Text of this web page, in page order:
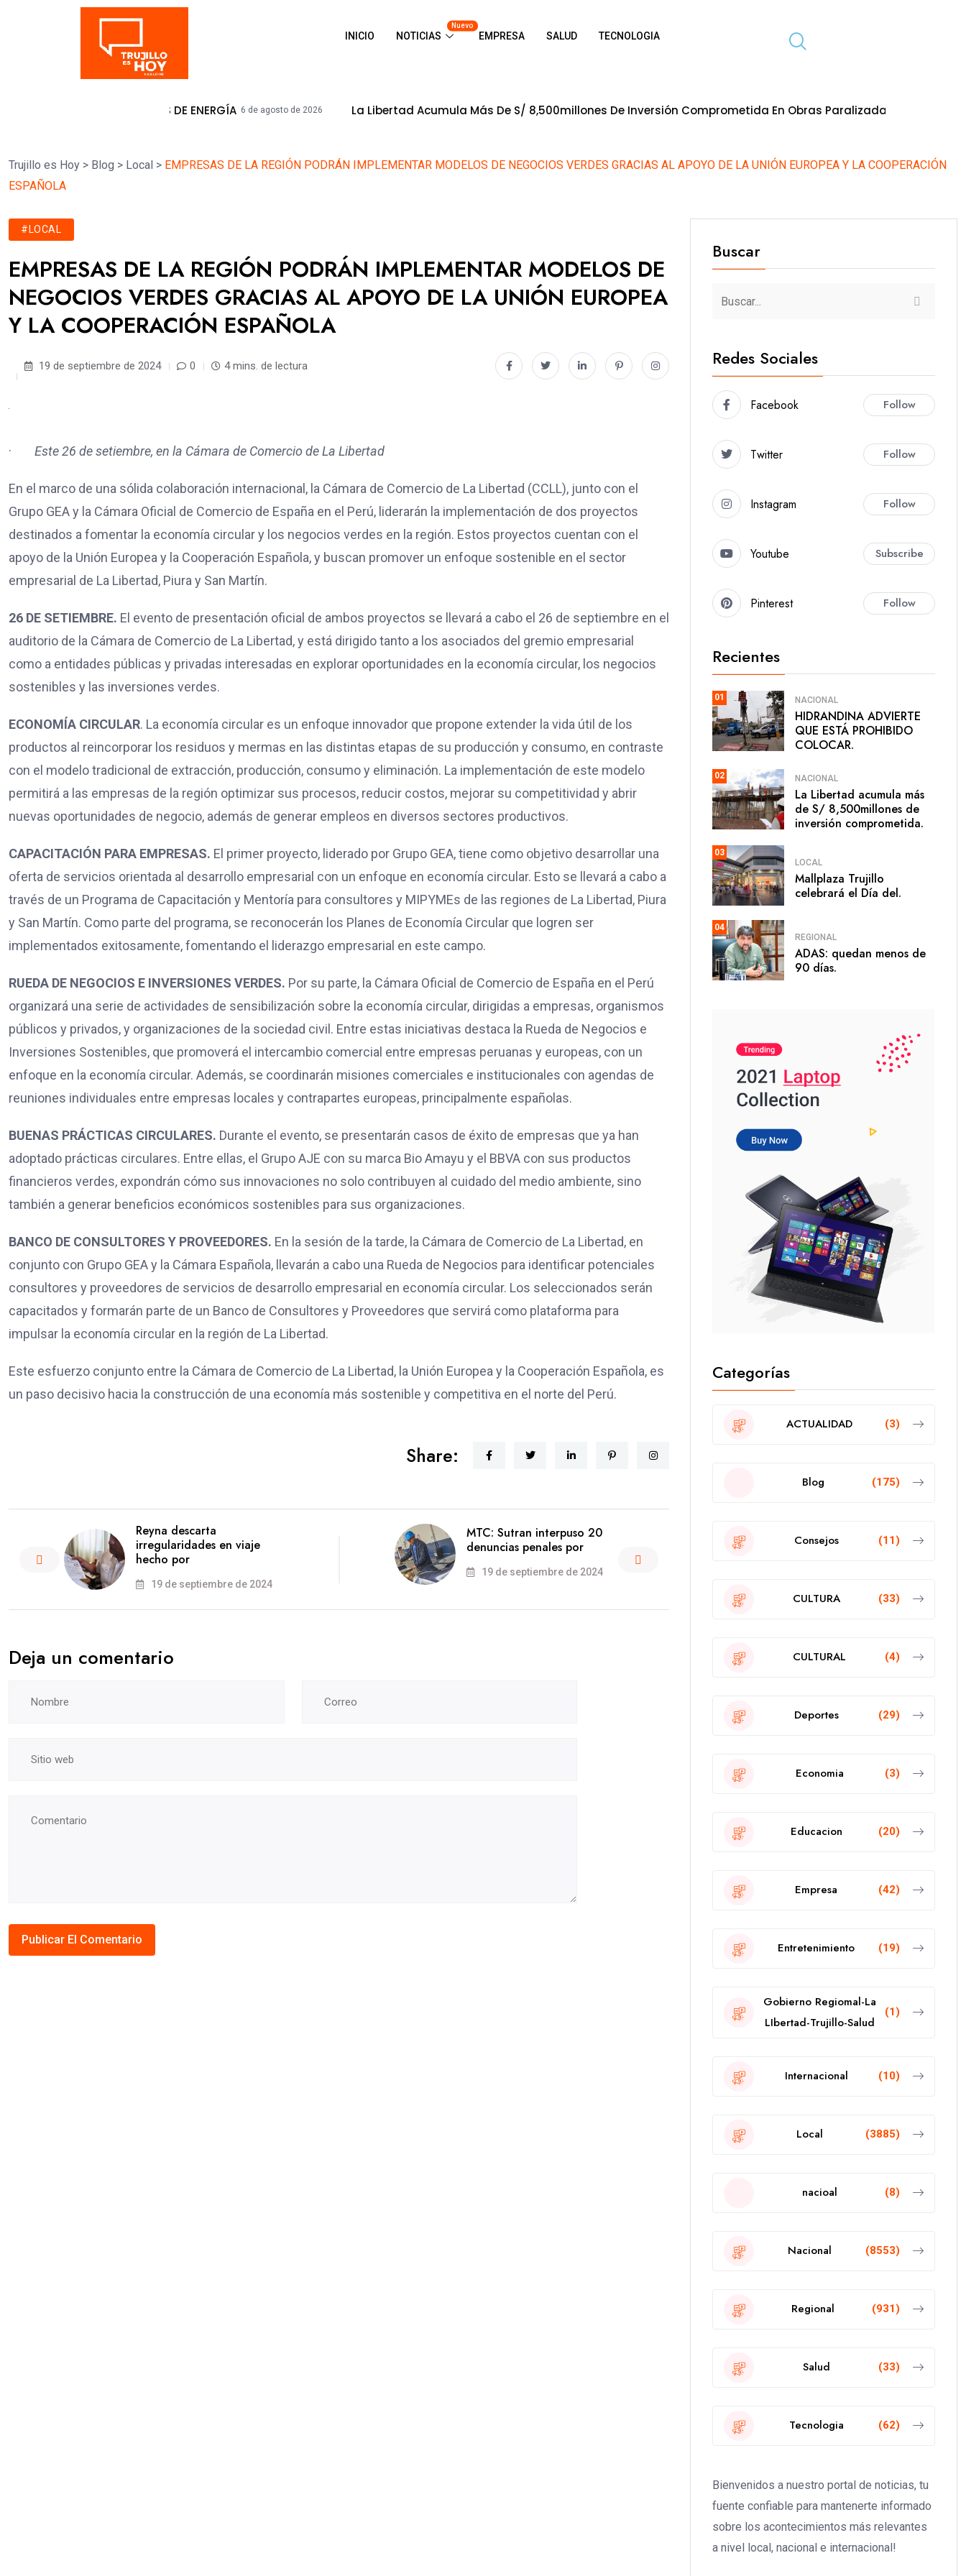
INICIO NOTICIAS
Nuevo
EMPRESA SALUD TECNOLOGIA
EN POSTES DE ENERGÍA 6 de agosto de 2026 La Libertad Acumula Más De S/ 8,500millones De Inversión Comprometida En Obras Paralizadas Al Primer Trimestre Del
Trujillo es Hoy > Blog > Local > EMPRESAS DE LA REGIÓN PODRÁN IMPLEMENTAR MODELOS DE NEGOCIOS VERDES GRACIAS AL APOYO DE LA UNIÓN EUROPEA Y LA COOPERACIÓN
ESPAÑOLA
#LOCAL
EMPRESAS DE LA REGIÓN PODRÁN IMPLEMENTAR MODELOS DE
NEGOCIOS VERDES GRACIAS AL APOYO DE LA UNIÓN EUROPEA
Y LA COOPERACIÓN ESPAÑOLA
19 de septiembre de 2024 0 4 mins. de lectura
· Este 26 de setiembre, en la Cámara de Comercio de La Libertad
En el marco de una sólida colaboración internacional, la Cámara de Comercio de La Libertad (CCLL), junto con el
Grupo GEA y la Cámara Oficial de Comercio de España en el Perú, liderarán la implementación de dos proyectos
destinados a fomentar la economía circular y los negocios verdes en la región. Estos proyectos cuentan con el
apoyo de la Unión Europea y la Cooperación Española, y buscan promover un enfoque sostenible en el sector
empresarial de La Libertad, Piura y San Martín.
26 DE SETIEMBRE. El evento de presentación oficial de ambos proyectos se llevará a cabo el 26 de septiembre en el
auditorio de la Cámara de Comercio de La Libertad, y está dirigido tanto a los asociados del gremio empresarial
como a entidades públicas y privadas interesadas en explorar oportunidades en la economía circular, los negocios
sostenibles y las inversiones verdes.
ECONOMÍA CIRCULAR. La economía circular es un enfoque innovador que propone extender la vida útil de los
productos al reincorporar los residuos y mermas en las distintas etapas de su producción y consumo, en contraste
con el modelo tradicional de extracción, producción, consumo y eliminación. La implementación de este modelo
permitirá a las empresas de la región optimizar sus procesos, reducir costos, mejorar su competitividad y abrir
nuevas oportunidades de negocio, además de generar empleos en diversos sectores productivos.
CAPACITACIÓN PARA EMPRESAS. El primer proyecto, liderado por Grupo GEA, tiene como objetivo desarrollar una
oferta de servicios orientada al desarrollo empresarial con un enfoque en economía circular. Esto se llevará a cabo a
través de un Programa de Capacitación y Mentoría para consultores y MIPYMEs de las regiones de La Libertad, Piura
y San Martín. Como parte del programa, se reconocerán los Planes de Economía Circular que logren ser
implementados exitosamente, fomentando el liderazgo empresarial en este campo.
RUEDA DE NEGOCIOS E INVERSIONES VERDES. Por su parte, la Cámara Oficial de Comercio de España en el Perú
organizará una serie de actividades de sensibilización sobre la economía circular, dirigidas a empresas, organismos
públicos y privados, y organizaciones de la sociedad civil. Entre estas iniciativas destaca la Rueda de Negocios e
Inversiones Sostenibles, que promoverá el intercambio comercial entre empresas peruanas y europeas, con un
enfoque en la economía circular. Además, se coordinarán misiones comerciales e institucionales con agendas de
reuniones individuales entre empresas locales y contrapartes europeas, principalmente españolas.
BUENAS PRÁCTICAS CIRCULARES. Durante el evento, se presentarán casos de éxito de empresas que ya han
adoptado prácticas circulares. Entre ellas, el Grupo AJE con su marca Bio Amayu y el BBVA con sus productos
financieros verdes, expondrán cómo sus innovaciones no solo contribuyen al cuidado del medio ambiente, sino
también a generar beneficios económicos sostenibles para sus organizaciones.
BANCO DE CONSULTORES Y PROVEEDORES. En la sesión de la tarde, la Cámara de Comercio de La Libertad, en
conjunto con Grupo GEA y la Cámara Española, llevarán a cabo una Rueda de Negocios para identificar potenciales
consultores y proveedores de servicios de desarrollo empresarial en economía circular. Los seleccionados serán
capacitados y formarán parte de un Banco de Consultores y Proveedores que servirá como plataforma para
impulsar la economía circular en la región de La Libertad.
Este esfuerzo conjunto entre la Cámara de Comercio de La Libertad, la Unión Europea y la Cooperación Española, es
un paso decisivo hacia la construcción de una economía más sostenible y competitiva en el norte del Perú.
Share:
Reyna descarta
irregularidades en viaje
hecho por
19 de septiembre de 2024
MTC: Sutran interpuso 20
denuncias penales por
19 de septiembre de 2024
Deja un comentario
Buscar
Redes Sociales
Facebook Follow
Twitter Follow
Instagram Follow
Youtube Subscribe
Pinterest Follow
Recientes
01 NACIONAL
HIDRANDINA ADVIERTE
QUE ESTÁ PROHIBIDO
COLOCAR.
02 NACIONAL
La Libertad acumula más
de S/ 8,500millones de
inversión comprometida.
03
LOCAL
Mallplaza Trujillo
celebrará el Día del.
04
REGIONAL
ADAS: quedan menos de
90 días.
Categorías
ACTUALIDAD (3)
Blog (175)
Consejos (11)
CULTURA (33)
CULTURAL (4)
Deportes (29)
Economia (3)
Educacion (20)
Empresa (42)
Entretenimiento (19)
Gobierno Regiomal-La
LIbertad-Trujillo-Salud
(1)
Internacional (10)
Local (3885)
nacioal (8)
Nacional (8553)
Regional (931)
Salud (33)
Tecnologia (62)
Bienvenidos a nuestro portal de noticias, tu
fuente confiable para mantenerte informado
sobre los acontecimientos más relevantes
a nivel local, nacional e internacional!